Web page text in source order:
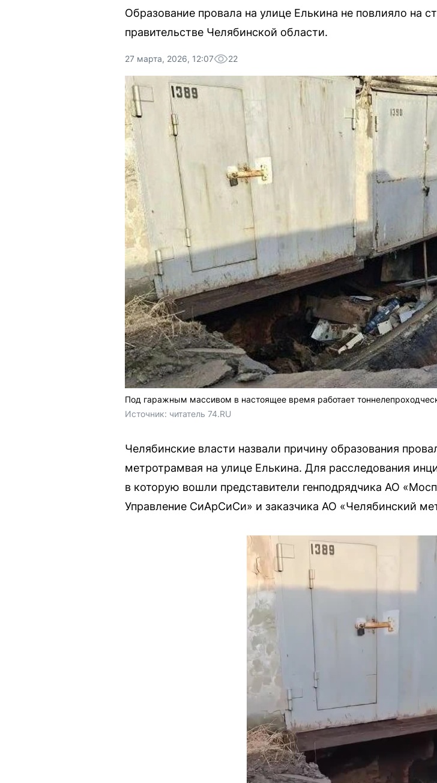
Образование провала на улице Елькина не повлияло на
правительстве Челябинской области.
27 марта, 2026, 12:07 22
Под гаражным массивом в настоящее время работает
Источник: читатель 74.RU
Челябинские власти назвали причину образования
метротрамвая на улице Елькина. Для расследования
в которую вошли представители генподрядчика АО
Управление СиАрСиСи» и заказчика АО «Челябинский